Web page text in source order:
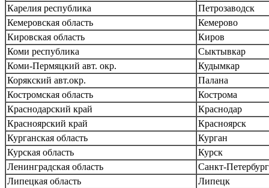
Карелия республика
Петрозаводск
Кемеровская область
Кемерово
Кировская область
Киров
Коми республика
Сыктывкар
Коми-Пермяцкий авт. окр.
Кудымкар
Корякский авт.окр.
Палана
Костромская область
Кострома
Краснодарский край
Краснодар
Красноярский край
Красноярск
Курганская область
Курган
Курская область
Курск
Ленинградская область
Санкт-Петербург
Липецкая область
Липецк